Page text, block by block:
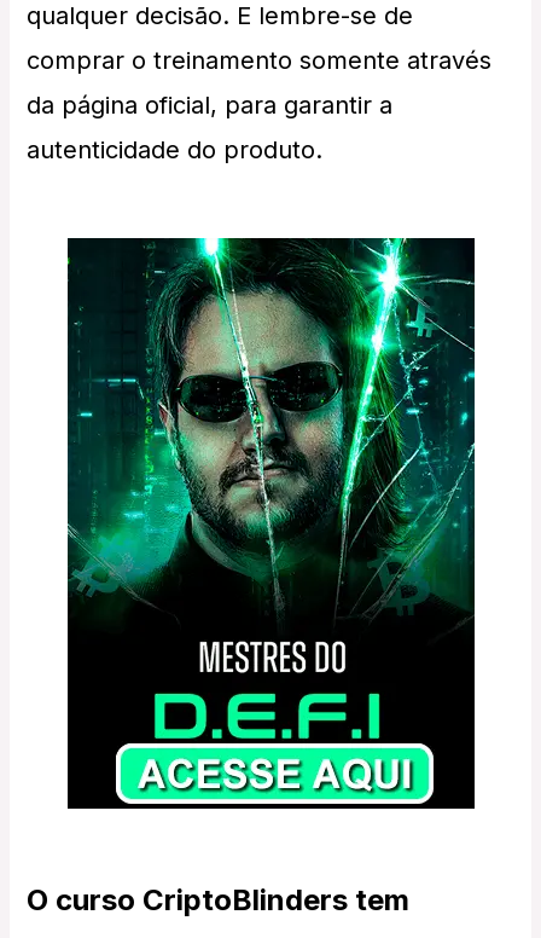
qualquer decisão. E lembre-se de
comprar o treinamento somente através
da página oficial, para garantir a
autenticidade do produto.
O curso CriptoBlinders tem